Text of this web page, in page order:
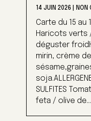
14 JUIN 2026 NON
Carte du 15 au
Haricots verts
déguster
mirin, crème
SULFITES
feta / olive de...